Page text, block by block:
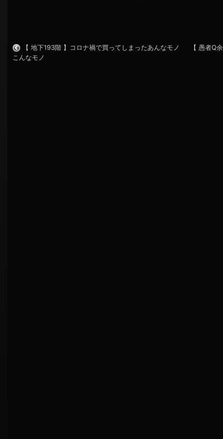
【 地下193階 】コロナ禍で買ってしまったあんなモノ
こんなモノ
【 愚者Q